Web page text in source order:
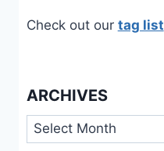
Check out our tag list
ARCHIVES
Archives